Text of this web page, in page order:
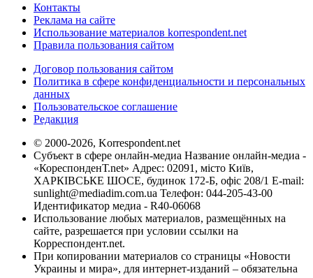
Контакты
Реклама на сайте
Использование материалов korrespondent.net
Правила пользования сайтом
Договор пользования сайтом
Политика в сфере конфиденциальности и персональных
данных
Пользовательское соглашение
Редакция
© 2000-2026, Korrespondent.net
Субъект в сфере онлайн-медиа Название онлайн-медиа -
«КореспонденТ.net» Адрес: 02091, місто Київ,
ХАРКІВСЬКЕ ШОСЕ, будинок 172-Б, офіс 208/1 E-mail:
sunlight@mediadim.com.ua Телефон: 044-205-43-00
Идентификатор медиа - R40-06068
Использование любых материалов, размещённых на
сайте, разрешается при условии ссылки на
Корреспондент.net.
При копировании материалов со страницы «Новости
Украины и мира», для интернет-изданий – обязательна